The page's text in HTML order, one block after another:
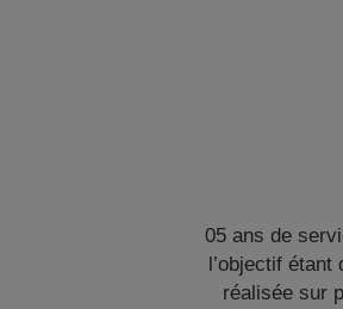
05 ans de
l’objectif étant
réalisée sur